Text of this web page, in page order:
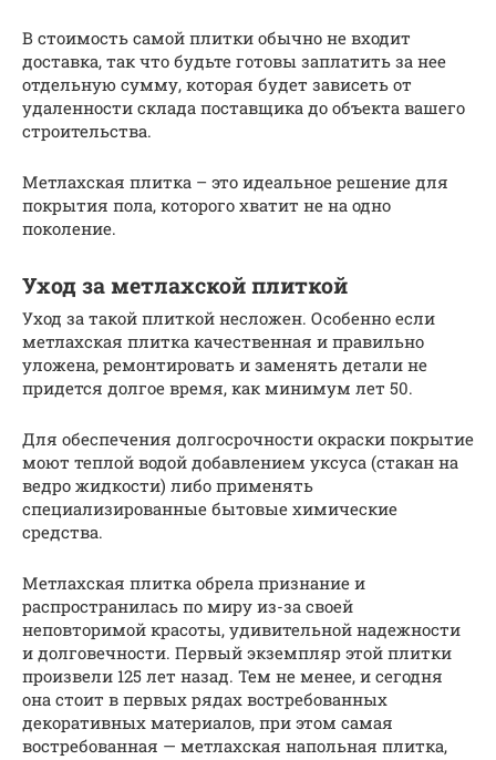
В стоимость самой плитки обычно не входит
доставка, так что будьте готовы заплатить за нее
отдельную сумму, которая будет зависеть от
удаленности склада поставщика до объекта вашего
строительства.
Метлахская плитка – это идеальное решение для
покрытия пола, которого хватит не на одно
поколение.
Уход за метлахской плиткой
Уход за такой плиткой несложен. Особенно если
метлахская плитка качественная и правильно
уложена, ремонтировать и заменять детали не
придется долгое время, как минимум лет 50.
Для обеспечения долгосрочности окраски покрытие
моют теплой водой добавлением уксуса (стакан на
ведро жидкости) либо применять
специализированные бытовые химические
средства.
Метлахская плитка обрела признание и
распространилась по миру из-за своей
неповторимой красоты, удивительной надежности
и долговечности. Первый экземпляр этой плитки
произвели 125 лет назад. Тем не менее, и сегодня
она стоит в первых рядах востребованных
декоративных материалов, при этом самая
востребованная — метлахская напольная плитка,